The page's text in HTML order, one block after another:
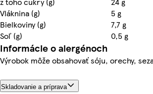
Vláknina (g)
5 g
Bielkoviny (g)
7,7 g
Soľ (g)
0,5 g
Informácie o alergénoch
Výrobok môže obsahovať sóju, orechy,
Skladovanie a príprava